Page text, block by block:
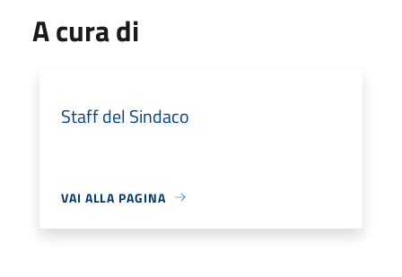
A cura di
Staff del Sindaco
VAI ALLA PAGINA